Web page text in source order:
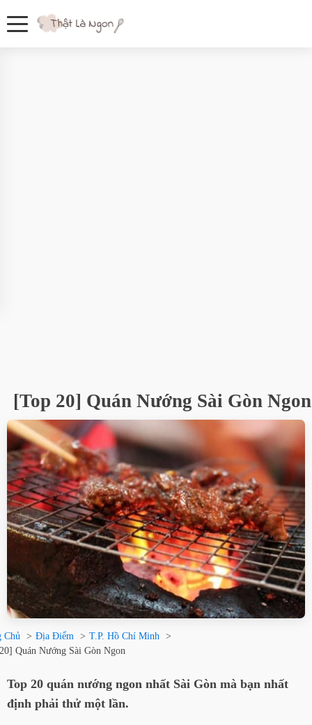
[Top 20] Quán Nướng Sài Gòn Ngon
Chủ Địa Điểm
T.P. Hồ Chí Minh
Quán Nướng Sài Gòn Ngon
Top 20 quán nướng ngon nhất Sài Gòn mà bạn nhất
định phải thử một lần.